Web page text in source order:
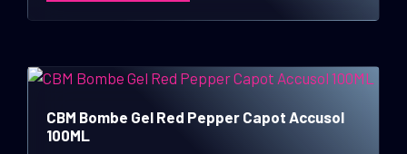
CBM Bombe Gel Red Pepper Capot Accusol
100ML